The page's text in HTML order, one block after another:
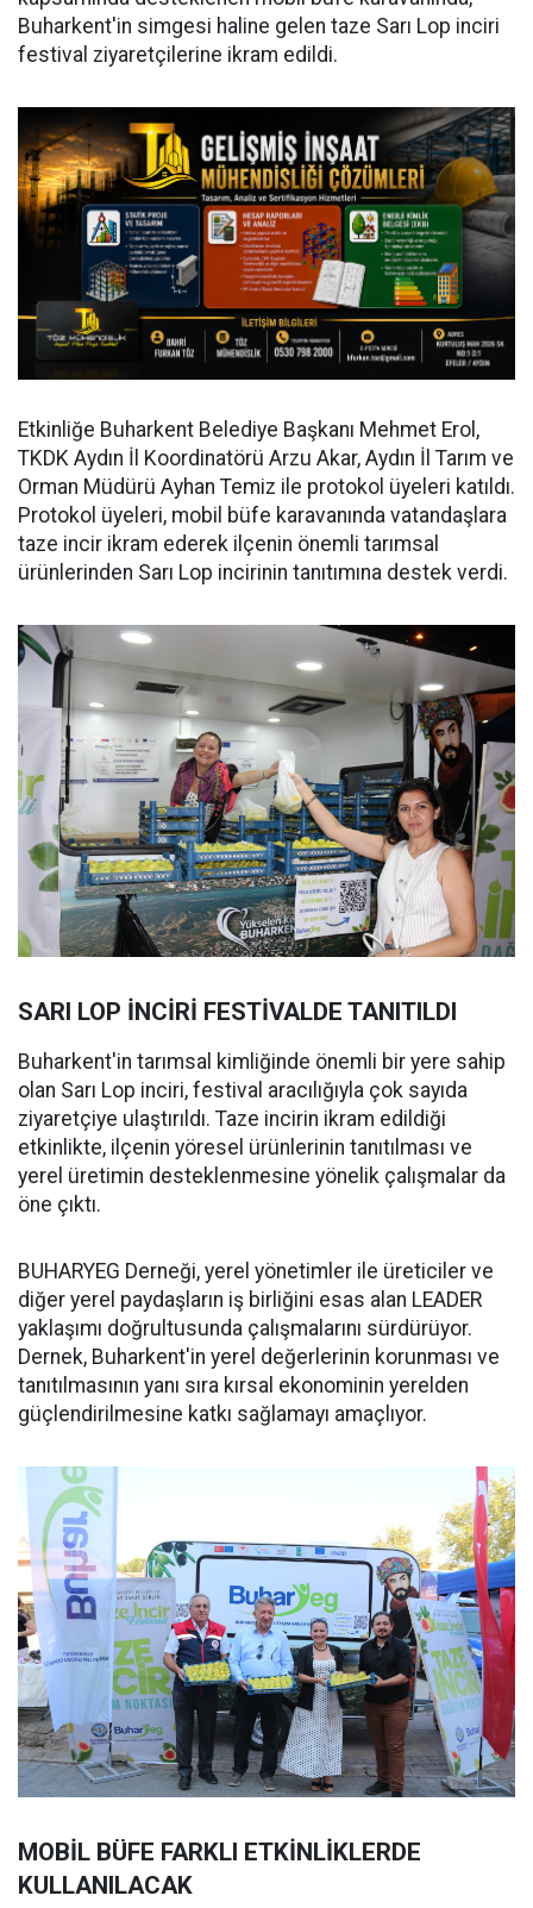
Buharkent'in simgesi haline gelen taze Sarı Lop inciri
festival ziyaretçilerine ikram edildi.
Etkinliğe Buharkent Belediye Başkanı Mehmet Erol,
TKDK Aydın İl Koordinatörü Arzu Akar, Aydın İl Tarım ve
Orman Müdürü Ayhan Temiz ile protokol üyeleri katıldı.
Protokol üyeleri, mobil büfe karavanında vatandaşlara
taze incir ikram ederek ilçenin önemli tarımsal
ürünlerinden Sarı Lop incirinin tanıtımına destek verdi.
SARI LOP İNCİRİ FESTİVALDE TANITILDI
Buharkent'in tarımsal kimliğinde önemli bir yere sahip
olan Sarı Lop inciri, festival aracılığıyla çok sayıda
ziyaretçiye ulaştırıldı. Taze incirin ikram edildiği
etkinlikte, ilçenin yöresel ürünlerinin tanıtılması ve
yerel üretimin desteklenmesine yönelik çalışmalar da
öne çıktı.
BUHARYEG Derneği, yerel yönetimler ile üreticiler ve
diğer yerel paydaşların iş birliğini esas alan LEADER
yaklaşımı doğrultusunda çalışmalarını sürdürüyor.
Dernek, Buharkent'in yerel değerlerinin korunması ve
tanıtılmasının yanı sıra kırsal ekonominin yerelden
güçlendirilmesine katkı sağlamayı amaçlıyor.
MOBİL BÜFE FARKLI ETKİNLİKLERDE
KULLANILACAK